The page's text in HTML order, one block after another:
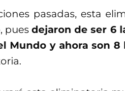
pasadas, esta
puesdejaron de ser 6
Mundo y ahora son 8